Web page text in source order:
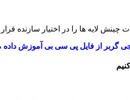
لایه ها را در اختیار سازنده قرار
گربر از فایل پی سی بی آموزش